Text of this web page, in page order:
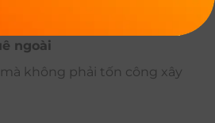
ngoài
không phải tốn công xây